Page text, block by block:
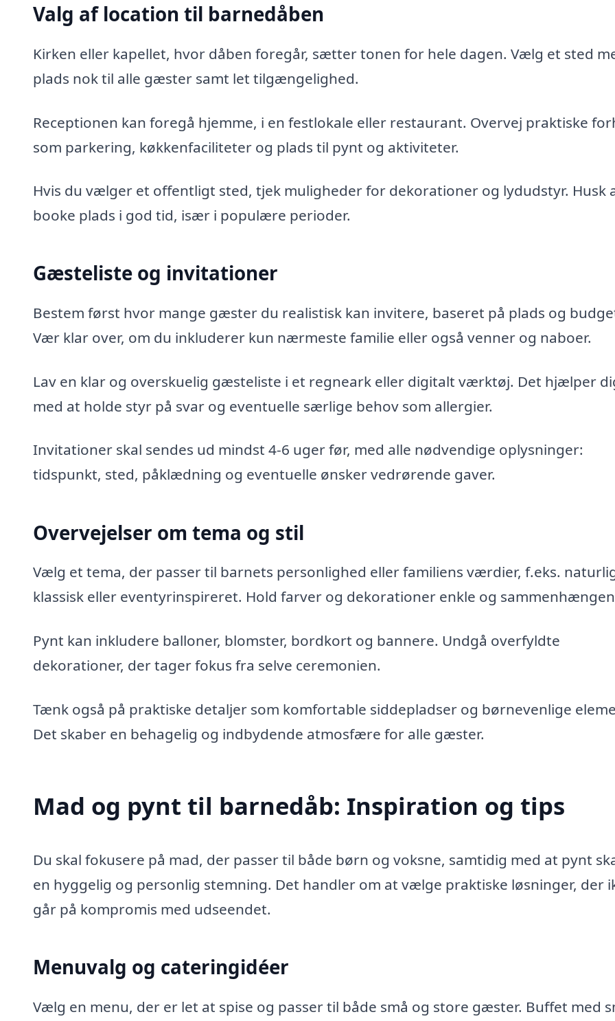
Valg af location til barnedåben
Kirken eller kapellet, hvor dåben foregår, sætter tonen for hele dagen. Vælg et sted
plads nok til alle gæster samt let tilgængelighed.
Receptionen kan foregå hjemme, i en festlokale eller restaurant. Overvej praktiske
som parkering, køkkenfaciliteter og plads til pynt og aktiviteter.
Hvis du vælger et offentligt sted, tjek muligheder for dekorationer og lydudstyr. Husk
booke plads i god tid, især i populære perioder.
Gæsteliste og invitationer
Bestem først hvor mange gæster du realistisk kan invitere, baseret på plads og
Vær klar over, om du inkluderer kun nærmeste familie eller også venner og naboer.
Lav en klar og overskuelig gæsteliste i et regneark eller digitalt værktøj. Det hjælper
med at holde styr på svar og eventuelle særlige behov som allergier.
Invitationer skal sendes ud mindst 4-6 uger før, med alle nødvendige oplysninger:
tidspunkt, sted, påklædning og eventuelle ønsker vedrørende gaver.
Overvejelser om tema og stil
Vælg et tema, der passer til barnets personlighed eller familiens værdier, f.eks.
klassisk eller eventyrinspireret. Hold farver og dekorationer enkle og
Pynt kan inkludere balloner, blomster, bordkort og bannere. Undgå overfyldte
dekorationer, der tager fokus fra selve ceremonien.
Tænk også på praktiske detaljer som komfortable siddepladser og børnevenlige
Det skaber en behagelig og indbydende atmosfære for alle gæster.
Mad og pynt til barnedåb: Inspiration og tips
Du skal fokusere på mad, der passer til både børn og voksne, samtidig med at pynt
en hyggelig og personlig stemning. Det handler om at vælge praktiske løsninger, der
går på kompromis med udseendet.
Menuvalg og cateringidéer
Vælg en menu, der er let at spise og passer til både små og store gæster. Buffet med